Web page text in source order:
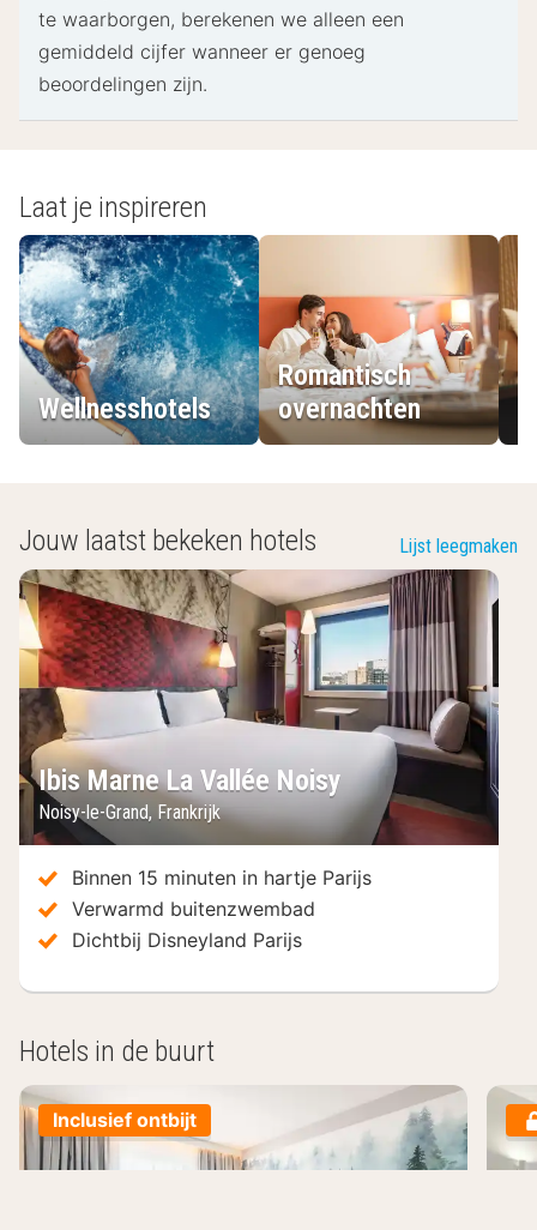
te waarborgen, berekenen we alleen een
gemiddeld cijfer wanneer er genoeg
beoordelingen zijn.
Laat je inspireren
Wellnesshotels
Romantisch
overnachten
Jouw laatst bekeken hotels Lijst leegmaken
Ibis Marne La Vallée Noisy
Noisy-le-Grand, Frankrijk
Binnen 15 minuten in hartje Parijs
Verwarmd buitenzwembad
Dichtbij Disneyland Parijs
Hotels in de buurt
Inclusief ontbijt